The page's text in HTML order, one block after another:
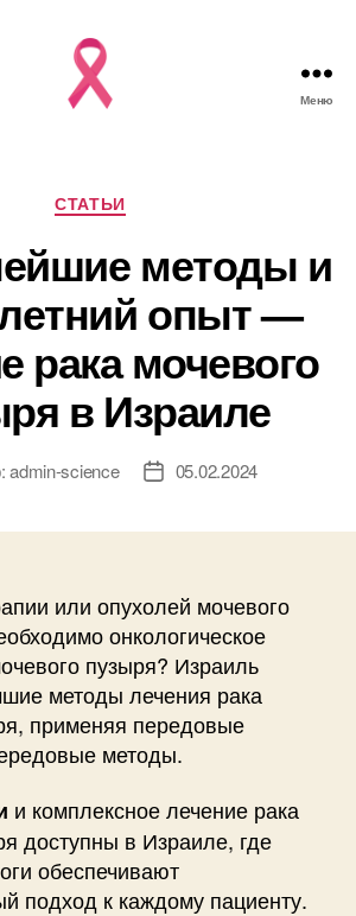
Меню
Рубрики
СТАТЬИ
методы и
опыт —
рака мочевого
в Израиле
admin-science
Дата05.02.2024
или опухолей мочевого
онкологическое
пузыря? Израиль
методы лечения рака
применяя передовые
методы.
и комплексное лечение рака
доступны в Израиле, где
обеспечивают
подход к каждому пациенту.